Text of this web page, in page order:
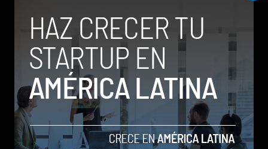
Qwen 3.8-Max, la nueva IA de Alibaba que desafía a
los modelos más poderosos